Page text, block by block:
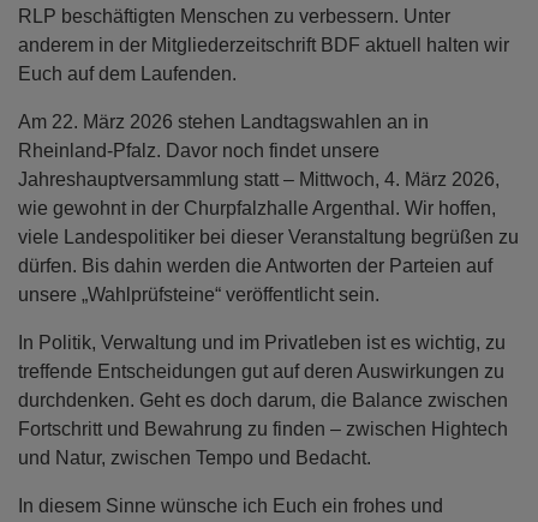
RLP beschäftigten Menschen zu verbessern. Unter
anderem in der Mitgliederzeitschrift BDF aktuell halten wir
Euch auf dem Laufenden.
Am 22. März 2026 stehen Landtagswahlen an in
Rheinland-Pfalz. Davor noch findet unsere
Jahreshauptversammlung statt – Mittwoch, 4. März 2026,
wie gewohnt in der Churpfalzhalle Argenthal. Wir hoffen,
viele Landespolitiker bei dieser Veranstaltung begrüßen zu
dürfen. Bis dahin werden die Antworten der Parteien auf
unsere „Wahlprüfsteine“ veröffentlicht sein.
In Politik, Verwaltung und im Privatleben ist es wichtig, zu
treffende Entscheidungen gut auf deren Auswirkungen zu
durchdenken. Geht es doch darum, die Balance zwischen
Fortschritt und Bewahrung zu finden – zwischen Hightech
und Natur, zwischen Tempo und Bedacht.
In diesem Sinne wünsche ich Euch ein frohes und